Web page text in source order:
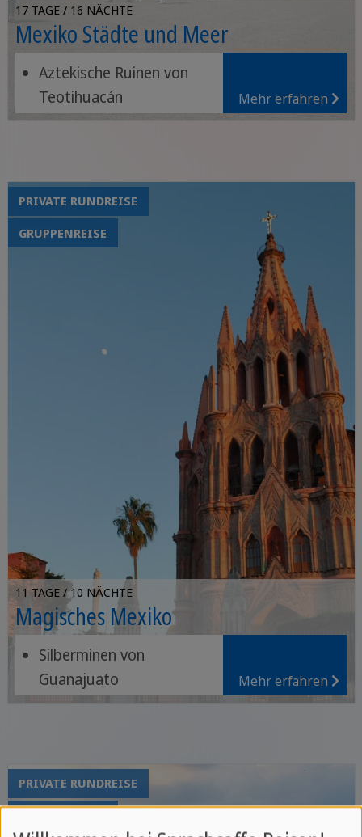
17 TAGE / 16 NÄCHTE
Mexiko Städte und Meer
Aztekische Ruinen von
Teotihuacán
Magische Dörfer Puebla,
Mehr erfahren
PRIVATE RUNDREISE
GRUPPENREISE
11 TAGE / 10 NÄCHTE
Magisches Mexiko
Silberminen von
Guanajuato
Ruinen von Teotihuacán
Mehr erfahren
PRIVATE RUNDREISE